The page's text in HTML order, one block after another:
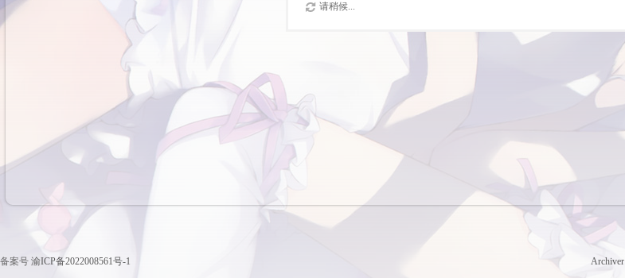
请稍候...
Archiver
备案号 渝ICP备2022008561号-1